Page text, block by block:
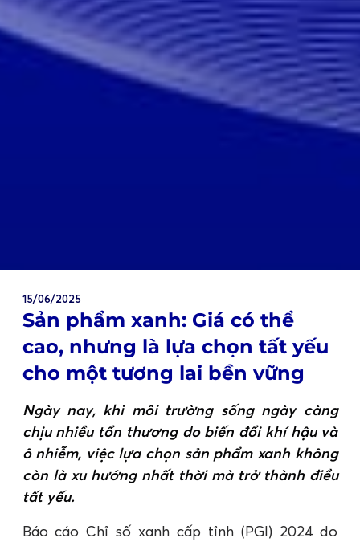
15/06/2025
Sản phẩm xanh: Giá có thể
cao, nhưng là lựa chọn tất yếu
cho một tương lai bền vững
Ngày nay, khi môi trường sống ngày càng
chịu nhiều tổn thương do biến đổi khí hậu và
ô nhiễm, việc lựa chọn sản phẩm xanh không
còn là xu hướng nhất thời mà trở thành điều
tất yếu.
Báo cáo Chỉ số xanh cấp tỉnh (PGI) 2024 do